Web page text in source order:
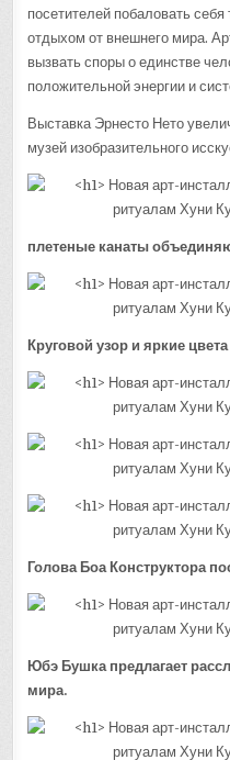
посетителей побаловать
отдыхом от внешнего мира.
вызвать споры о единстве
положительной энергии и
Выставка Эрнесто Нето
музей изобразительного
плетеные канаты
Круговой узор и яркие цвета
Голова Боа Конструктора
Юбэ Бушка предлагает
мира.